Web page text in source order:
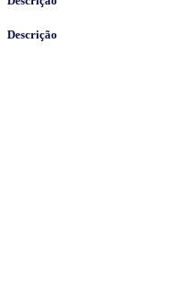
Descrição